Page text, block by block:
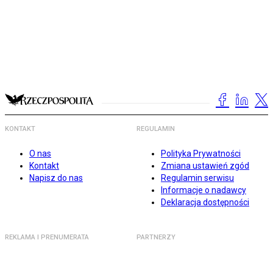
KONTAKT
O nas
Kontakt
Napisz do nas
REGULAMIN
Polityka Prywatności
Zmiana ustawień zgód
Regulamin serwisu
Informacje o nadawcy
Deklaracja dostępności
REKLAMA I PRENUMERATA PARTNERZY